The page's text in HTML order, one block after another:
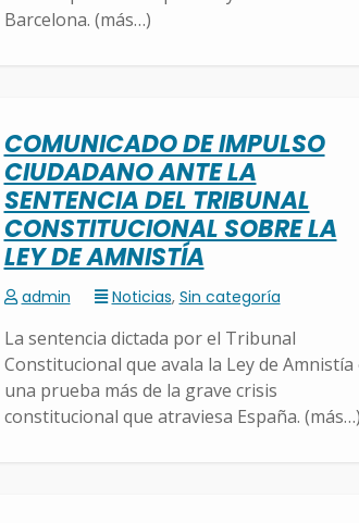
Barcelona. (más…)
COMUNICADO DE IMPULSO
CIUDADANO ANTE LA
SENTENCIA DEL TRIBUNAL
CONSTITUCIONAL SOBRE LA
LEY DE AMNISTÍA
admin Noticias, Sin categoría
La sentencia dictada por el Tribunal
Constitucional que avala la Ley de Amnistía
una prueba más de la grave crisis
constitucional que atraviesa España.